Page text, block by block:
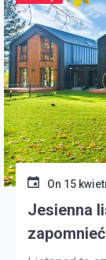
On 15
Jesienna
zapomnieć